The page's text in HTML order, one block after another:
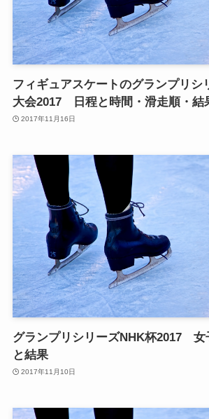
フィギュアスケートのグランプリシ
大会2017 日程と時間・滑走順・結
2017年11月16日
グランプリシリーズNHK杯2017 女
と結果
2017年11月10日